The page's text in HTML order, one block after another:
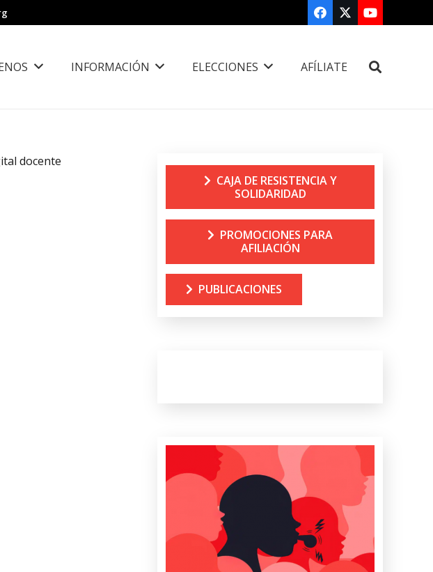
INFORMACIÓN ELECCIONES AFÍLIATE
docente
CAJA DE RESISTENCIA Y
SOLIDARIDAD
PROMOCIONES PARA
AFILIACIÓN
PUBLICACIONES